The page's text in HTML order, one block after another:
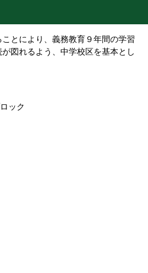
とにより、義務教育９年間の学習
図れるよう、中学校区を基本とし
ック